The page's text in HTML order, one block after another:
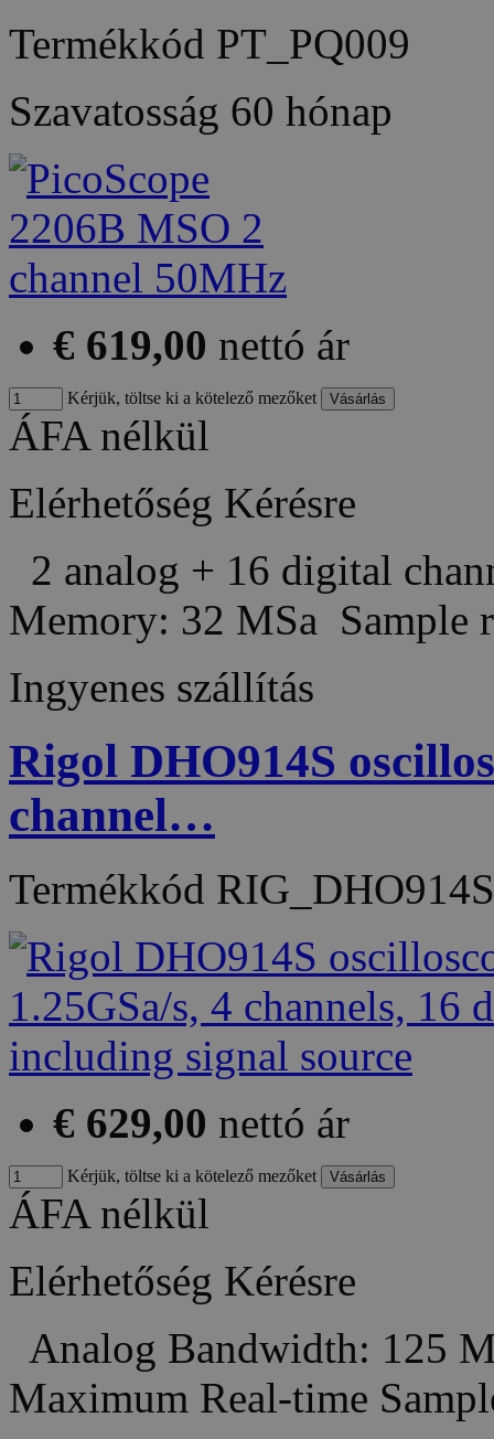
Termékkód PT_PQ009
Szavatosság 60 hónap
€ 619,00 nettó ár
Kérjük, töltse ki a kötelező mezőket
ÁFA nélkül
Elérhetőség Kérésre
2 analog + 16 digital
Memory: 32 MSa Sample
Ingyenes szállítás
Rigol DHO914S
channel…
Termékkód RIG_DHO914S
€ 629,00 nettó ár
Kérjük, töltse ki a kötelező mezőket
ÁFA nélkül
Elérhetőség Kérésre
Analog Bandwidth: 125
Maximum Real-time